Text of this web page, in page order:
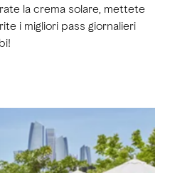
la crema solare, mettete
i migliori pass giornalieri